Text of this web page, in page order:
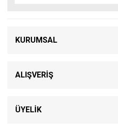
KURUMSAL
ALIŞVERİŞ
ÜYELİK